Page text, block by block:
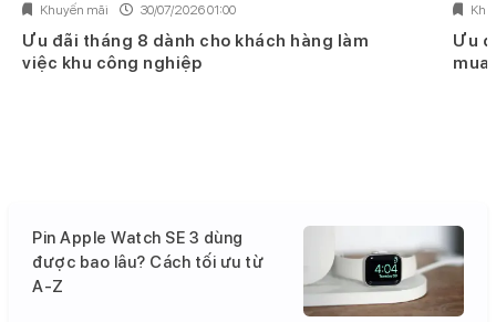
Khuyến mãi 30/07/2026 01:00
Ưu đãi tháng 8 dành cho khách hàng làm
việc khu công nghiệp
Ưu
mua
Pin Apple Watch SE 3 dùng
được bao lâu? Cách tối ưu từ
A-Z